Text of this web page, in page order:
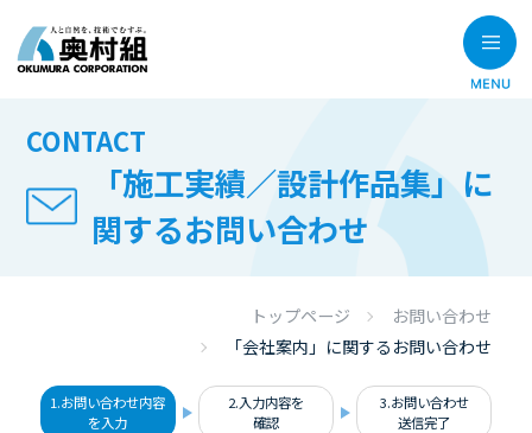
CONTACT
「施工実績／設計作品集」に
関するお問い合わせ
トップページ
お問い合わせ
「会社案内」に関するお問い合わせ
1.お問い合わせ内容
を入力
2.入力内容を
確認
3.お問い合わせ
送信完了